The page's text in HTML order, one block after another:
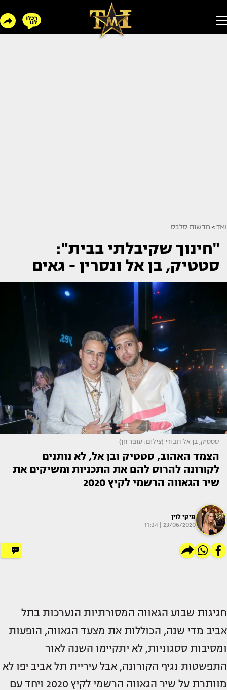
TMI
> חדשות סלבס
"חינוך שקיבלתי בבית":
סטטיק, בן אל ונסרין - גאים
סטטיק, בן אל תבורי (צילום: עופר חן)
הצמד האהוב, סטטיק ובן אל, לא נותנים
לקורונה להרוס להם את התכניות ומשיקים את
שיר הגאווה הרשמי לקיץ 2020
מיקי לוין
23/06/2020 | 11:34
חגיגות שבוע הגאווה המסורתיות הנערכות בתל
אביב מדי שנה, הכוללות את מצעד הגאווה, הופעות
ומסיבות ססגוניות, לא יתקיימו השנה לאור
התפשטות נגיף הקורונה, אבל עיריית תל אביב יפו לא
מוותרת על שיר הגאווה הרשמי לקיץ 2020 ויחד עם